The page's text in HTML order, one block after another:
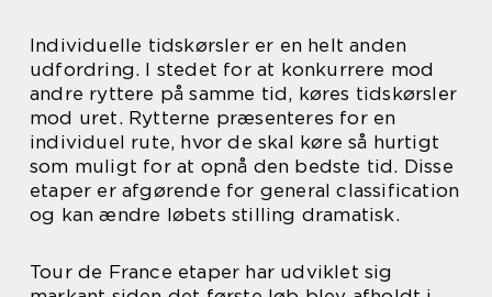
Individuelle tidskørsler er en helt anden
udfordring. I stedet for at konkurrere mod
andre ryttere på samme tid, køres tidskørsler
mod uret. Rytterne præsenteres for en
individuel rute, hvor de skal køre så hurtigt
som muligt for at opnå den bedste tid. Disse
etaper er afgørende for general classification
og kan ændre løbets stilling dramatisk.
Tour de France etaper har udviklet sig